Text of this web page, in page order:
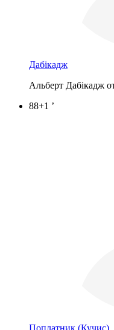
Дабікадж
Альберт Дабікадж
88+1 ’
Поплатник (Кучис)